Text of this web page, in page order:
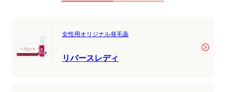
女性用オリジナル発毛薬
リバースレディ